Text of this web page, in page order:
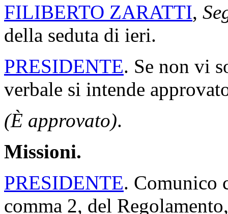
FILIBERTO ZARATTI,
della seduta di ieri.
PRESIDENTE. Se non vi
verbale si intende
(È approvato).
Missioni.
PRESIDENTE. Comunico
comma 2, del